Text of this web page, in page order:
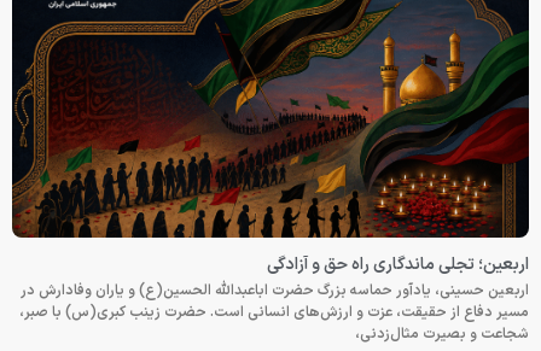
اربعین؛ تجلی ماندگاری راه حق و آزادگی
اربعین حسینی، یادآور حماسه بزرگ حضرت اباعبدالله الحسین(ع) و یاران وفادارش در
مسیر دفاع از حقیقت، عزت و ارزش‌های انسانی است. حضرت زینب کبری(س) با صبر،
شجاعت و بصیرت مثال‌زدنی،